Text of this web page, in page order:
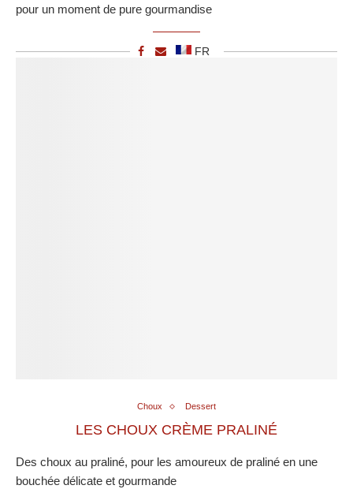
pour un moment de pure gourmandise
FR
Choux Dessert
LES CHOUX CRÈME PRALINÉ
Des choux au praliné, pour les amoureux de praliné en une
bouchée délicate et gourmande